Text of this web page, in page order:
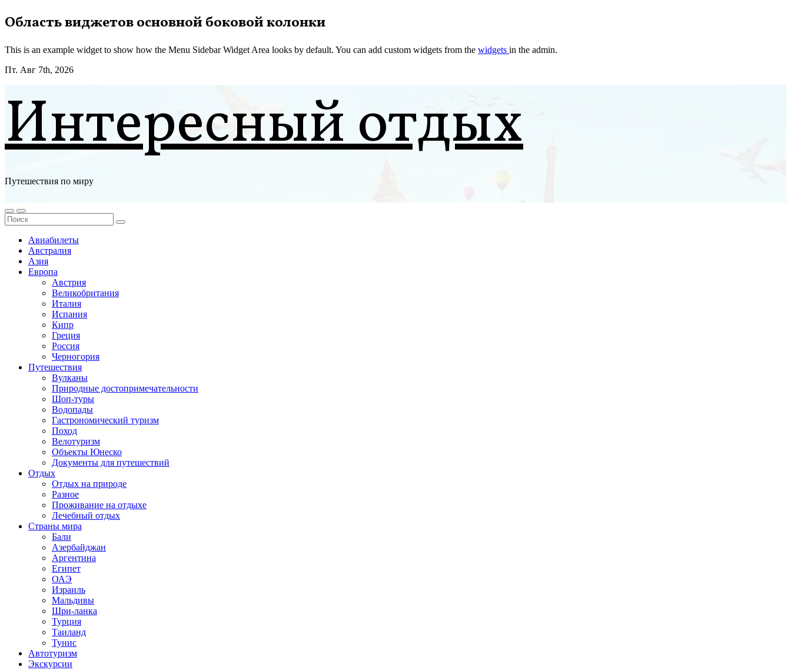
Перейти
к
Область виджетов основной боковой колонки
This is an example widget to show how the Menu Sidebar Widget Area looks by default. You can add custom widgets from the widgets in the admin.
Пт. Авг 7th, 2026
Интересный отдых
Путешествия по миру
Авиабилеты
Австралия
Азия
Европа
Австрия
Великобритания
Италия
Испания
Кипр
Греция
Россия
Черногория
Путешествия
Вулканы
Природные достопримечательности
Шоп-туры
Водопады
Гастрономический туризм
Поход
Велотуризм
Объекты Юнеско
Документы для путешествий
Отдых
Отдых на природе
Разное
Проживание на отдыхе
Лечебный отдых
Страны мира
Бали
Азербайджан
Аргентина
Египет
ОАЭ
Израиль
Мальдивы
Шри-ланка
Турция
Таиланд
Тунис
Автотуризм
Экскурсии